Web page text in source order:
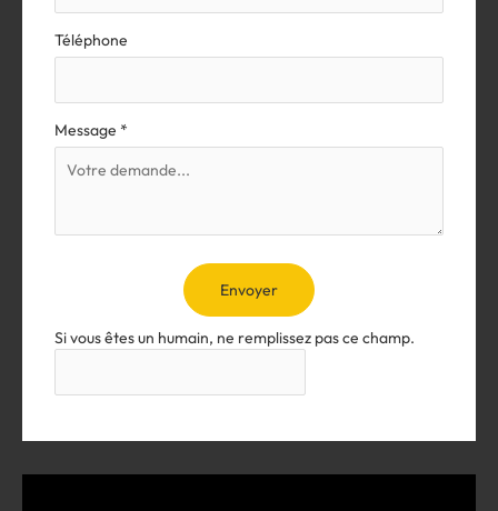
Téléphone
Message *
Envoyer
Si vous êtes un humain, ne remplissez pas ce champ.